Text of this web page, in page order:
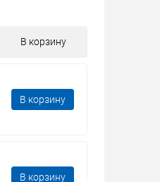
В корзину
В корзину
В корзину